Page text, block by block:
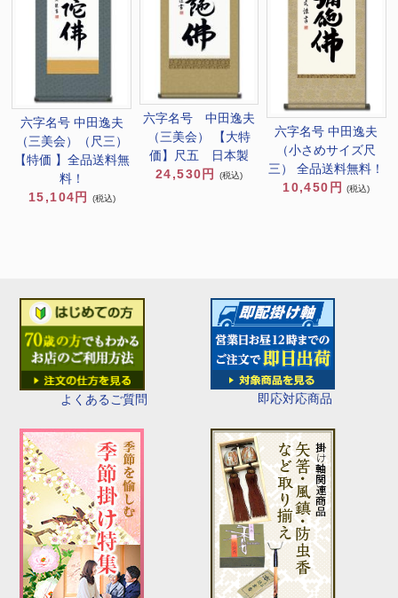
よくあるご質問 即応対応商品
六字名号 中田逸夫
（三美会）（尺三）
【特価 】全品送料無
料！
15,104円
(税込)
六字名号 中田逸夫
（三美会） 【大特
価】尺五 日本製
24,530円
(税込)
六字名号 中田逸夫
（小さめサイズ尺
三） 全品送料無料！
10,450円
(税込)